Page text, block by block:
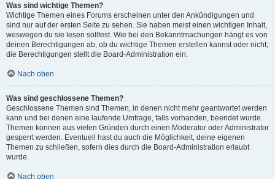
Was sind wichtige Themen?
Wichtige Themen eines Forums erscheinen unter den Ankündigungen und
sind nur auf der ersten Seite zu sehen. Sie haben meist einen wichtigen Inhalt,
weswegen du sie lesen solltest. Wie bei den Bekanntmachungen hängt es von
deinen Berechtigungen ab, ob du wichtige Themen erstellen kannst oder nicht;
die Berechtigungen stellt die Board-Administration ein.
Nach oben
Was sind geschlossene Themen?
Geschlossene Themen sind Themen, in denen nicht mehr geantwortet werden
kann und bei denen eine laufende Umfrage, falls vorhanden, beendet wurde.
Themen können aus vielen Gründen durch einen Moderator oder Administrator
gesperrt werden. Eventuell hast du auch die Möglichkeit, deine eigenen
Themen zu schließen, sofern dies durch die Board-Administration erlaubt
wurde.
Nach oben